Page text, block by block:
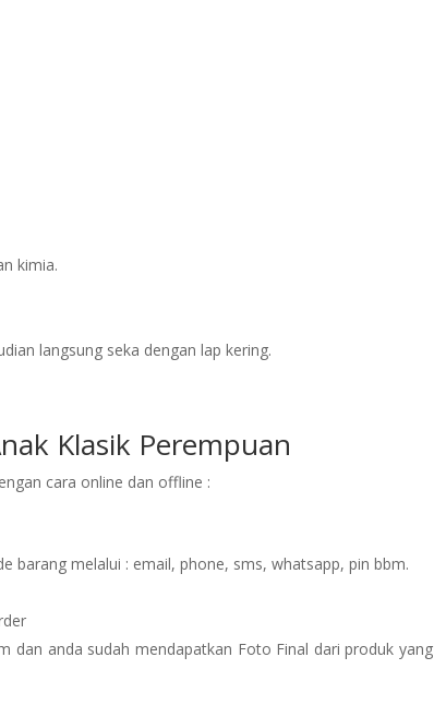
kimia.
langsung seka dengan lap kering.
Klasik Perempuan
cara online dan offline :
barang melalui : email, phone, sms, whatsapp, pin bbm.
dan anda sudah mendapatkan Foto Final dari produk yang